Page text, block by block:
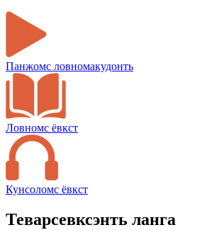
Панжомс ловномакудонть
Ловномс ёвкст
Кунсоломс ёвкст
Теварсевксэнть ланга